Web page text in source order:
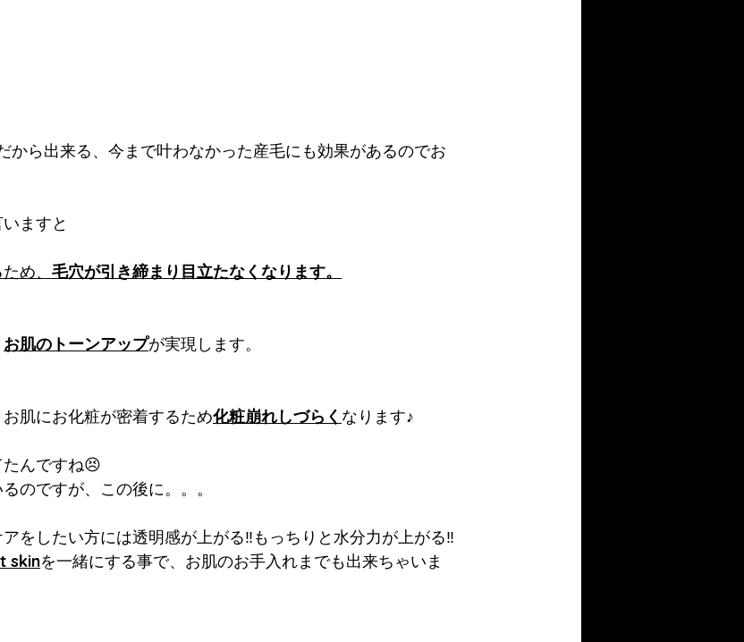
から出来る、今まで叶わなかった産毛にも効果があるのでお
ますと
め、 毛穴が引き締まり目立たなくなります。
お肌のトーンアップが実現します。
肌にお化粧が密着するため化粧崩れしづらく なります♪
んですね😣
のですが、この後に。。。
をしたい方には透明感が上がる‼️もっちりと水分力が上がる‼️
skinを一緒にする事で、お肌のお手入れまでも出来ちゃいま